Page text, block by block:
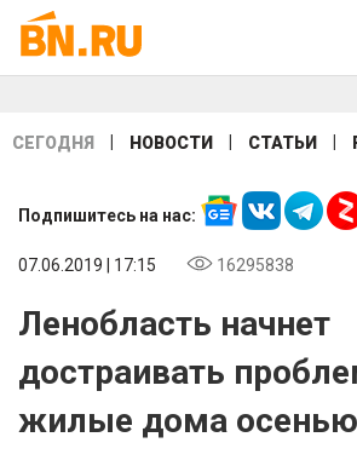
СЕГОДНЯ НОВОСТИ СТАТЬИ
Подпишитесь на нас:
07.06.2019 | 17:15 16295838
Ленобласть начнет
достраивать
жилые дома осенью